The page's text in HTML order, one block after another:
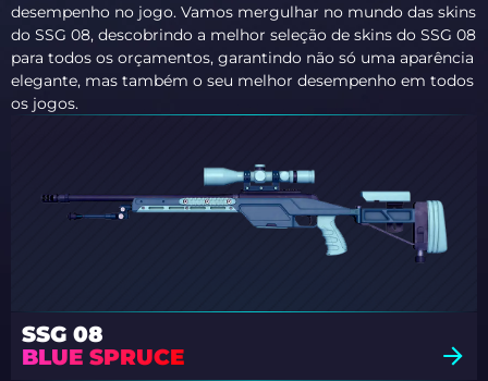
desempenho no jogo. Vamos mergulhar no mundo das skins
do SSG 08, descobrindo a melhor seleção de skins do SSG 08
para todos os orçamentos, garantindo não só uma aparência
elegante, mas também o seu melhor desempenho em todos
os jogos.
SSG 08
BLUE SPRUCE